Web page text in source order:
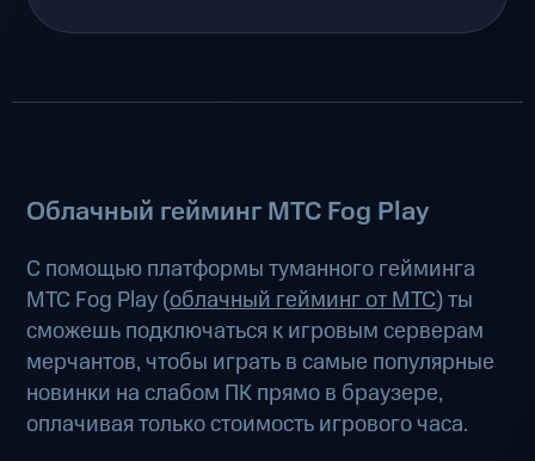
Облачный гейминг МТС Fog Play
С помощью платформы туманного гейминга
МТС Fog Play (облачный гейминг от МТС) ты
сможешь подключаться к игровым серверам
мерчантов, чтобы играть в самые популярные
новинки на слабом ПК прямо в браузере,
оплачивая только стоимость игрового часа.